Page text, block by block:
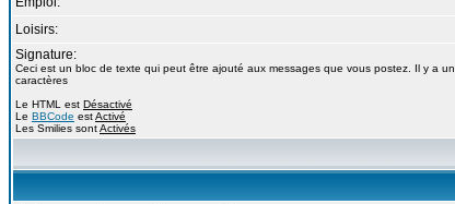
Loisirs:
Signature:
Ceci est un bloc de texte qui peut être ajouté aux messages que vous postez. Il y a
caractères
Le HTML est Désactivé
Le BBCode estActivé
Les Smilies sontActivés